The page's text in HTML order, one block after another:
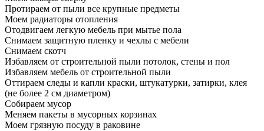
Протираем от пыли все крупные предметы
Моем радиаторы отопления
Отодвигаем легкую мебель при мытье пола
Снимаем защитную пленку и чехлы с мебели
Снимаем скотч
Избавляем от строительной пыли потолок, стены и пол
Избавляем мебель от строительной пыли
Оттираем следы и капли краски, штукатурки, затирки, клея
(не более 2 см диаметром)
Собираем мусор
Меняем пакеты в мусорных корзинах
Моем грязную посуду в раковине